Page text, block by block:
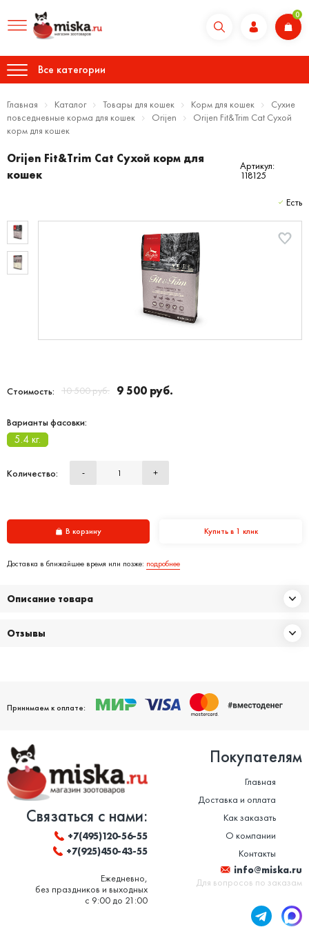
0
Все категории
Главная Каталог Товары для кошек Корм для кошек
Сухие
повседневные корма для кошек
Orijen
Orijen Fit&Trim Cat Сухой
корм для кошек
Orijen Fit&Trim Cat Сухой корм для
кошек
Артикул:
118125
Есть
Стоимость: 10 500 руб. 9 500 руб.
Варианты фасовки:
5.4 кг.
Количество: - +
В корзину Купить в 1 клик
Доставка в ближайшее время или позже: подробнее
Описание товара
Отзывы
Принимаем к оплате:
Связаться с нами:
+7(495)120-56-55
+7(925)450-43-55
Ежедневно,
без праздников и выходных
с 9:00 до 21:00
Покупателям
Главная
Доставка и оплата
Как заказать
О компании
Контакты
info@miska.ru
Для вопросов по заказам